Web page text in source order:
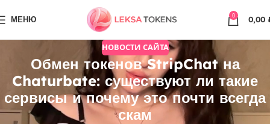
МЕНЮ 0 0,00
НОВОСТИ САЙТА
Обмен токенов StripChat на
Chaturbate: существуют ли такие
сервисы и почему это почти всегда
скам